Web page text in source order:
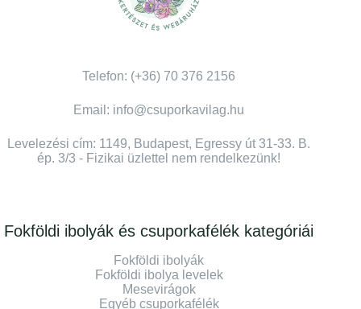
Telefon: (+36) 70 376 2156
Email: info@csuporkavilag.hu
Levelezési cím: 1149, Budapest, Egressy út 31-33. B.
ép. 3/3 - Fizikai üzlettel nem rendelkezünk!
Fokföldi ibolyák és csuporkafélék kategóriái
Fokföldi ibolyák
Fokföldi ibolya levelek
Mesevirágok
Egyéb csuporkafélék